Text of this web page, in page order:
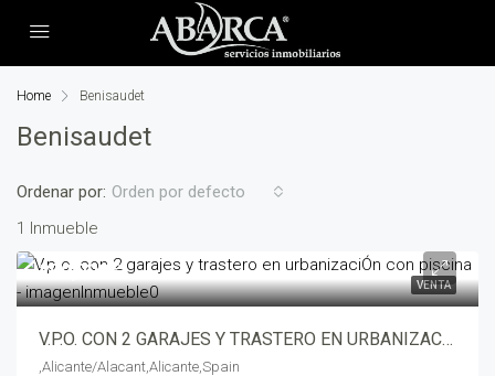
Home Benisaudet
Benisaudet
1 Inmueble
Ordenar por: Orden por defecto
VENTA
299,000€
V.P.O. CON 2 GARAJES Y TRASTERO EN URBANIZACIÓN CON PISCINA – 8043-4359
,Alicante/Alacant,Alicante,Spain